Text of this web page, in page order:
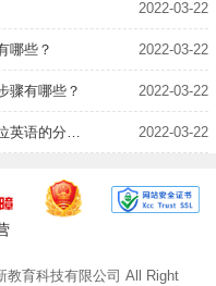
2022-03-22
哪些？ 2022-03-22
骤有哪些？ 2022-03-22
•考生可以通过哪些学习方式来提高自己学位英语的分数？ 2022-03-22
教育科技有限公司 All Right